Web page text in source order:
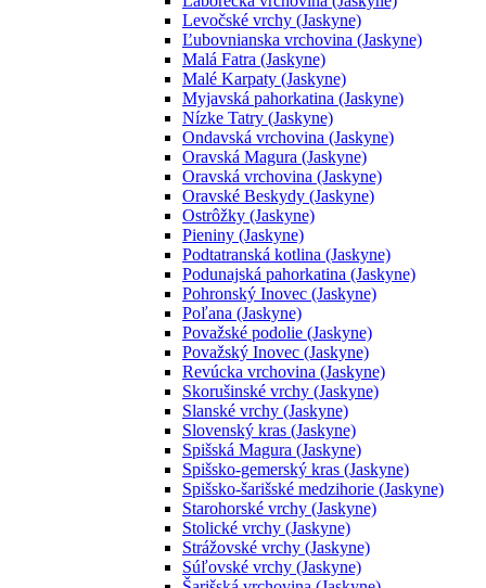
Levočské vrchy (Jaskyne)
Ľubovnianska vrchovina (Jaskyne)
Malá Fatra (Jaskyne)
Malé Karpaty (Jaskyne)
Myjavská pahorkatina (Jaskyne)
Nízke Tatry (Jaskyne)
Ondavská vrchovina (Jaskyne)
Oravská Magura (Jaskyne)
Oravská vrchovina (Jaskyne)
Oravské Beskydy (Jaskyne)
Ostrôžky (Jaskyne)
Pieniny (Jaskyne)
Podtatranská kotlina (Jaskyne)
Podunajská pahorkatina (Jaskyne)
Pohronský Inovec (Jaskyne)
Poľana (Jaskyne)
Považské podolie (Jaskyne)
Považský Inovec (Jaskyne)
Revúcka vrchovina (Jaskyne)
Skorušinské vrchy (Jaskyne)
Slanské vrchy (Jaskyne)
Slovenský kras (Jaskyne)
Spišská Magura (Jaskyne)
Spišsko-gemerský kras (Jaskyne)
Spišsko-šarišské medzihorie (Jaskyne)
Starohorské vrchy (Jaskyne)
Stolické vrchy (Jaskyne)
Strážovské vrchy (Jaskyne)
Súľovské vrchy (Jaskyne)